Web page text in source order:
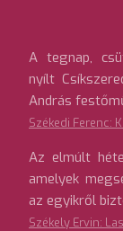
A tegnap,
nyílt
András
Székedi Ferenc:
Az elmúlt
amelyek
az egyikről
Székely Ervin: